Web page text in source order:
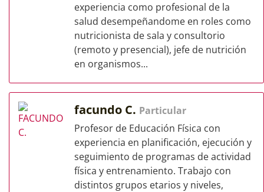
experiencia como profesional de la
salud desempeñandome en roles como
nutricionista de sala y consultorio
(remoto y presencial), jefe de nutrición
en organismos...
facundo C. Particular
Profesor de Educación Física con
experiencia en planificación, ejecución y
seguimiento de programas de actividad
física y entrenamiento. Trabajo con
distintos grupos etarios y niveles,